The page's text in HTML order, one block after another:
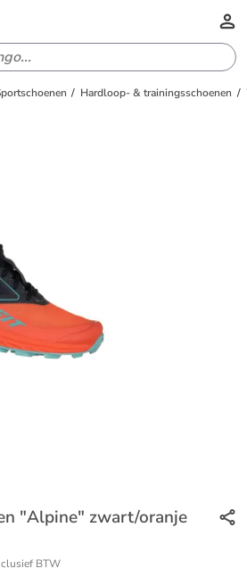
Hardloop- & trainingsschoenen
"Alpine" zwart/oranje
BTW